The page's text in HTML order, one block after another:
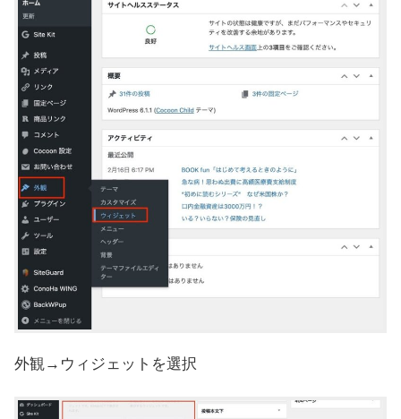
外観→ウィジェットを選択